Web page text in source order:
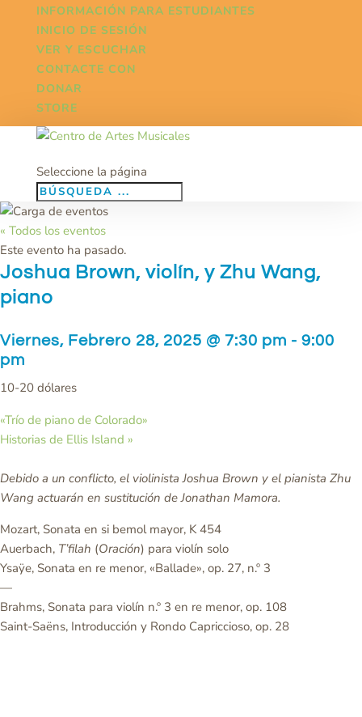
INFORMACIÓN PARA ESTUDIANTES
INICIO DE SESIÓN
VER Y ESCUCHAR
CONTACTE CON
DONAR
STORE
Seleccione la página
« Todos los eventos
Este evento ha pasado.
Joshua Brown, violín, y Zhu Wang,
piano
Viernes, Febrero 28, 2025 @ 7:30 pm - 9:00
pm
10-20 dólares
«Trío de piano de Colorado»
Historias de Ellis Island »
Debido a un conflicto, el violinista Joshua Brown y el pianista Zhu
Wang actuarán en sustitución de Jonathan Mamora.
Mozart, Sonata en si bemol mayor, K 454
Auerbach, T’filah (Oración) para violín solo
Ysaÿe, Sonata en re menor, «Ballade», op. 27, n.º 3
—
Brahms, Sonata para violín n.º 3 en re menor, op. 108
Saint-Saëns, Introducción y Rondo Capriccioso, op. 28